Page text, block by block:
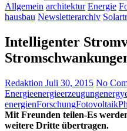
Allgemein architektur Energie
hausbau Newsletterarchiv
Intelligenter
Redaktion Juli 30, 2015 No
Energieenergieerzeugungenergy
energienForschungFotovoltaik
Mit Freunden teilen-Es
weitere Dritte übertragen.